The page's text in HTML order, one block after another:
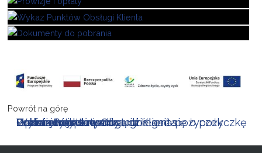
Podmioty, które mogą ubiegać się o pożyczkę
Podstawowe zasady udzielania pożyczek
Zakres finansowania
Oprocentowanie
Preferencje
Premia
Prowizje i opłaty
Wykaz Punktów Obsługi Klienta
Dokumenty do pobrania
Powrót na górę